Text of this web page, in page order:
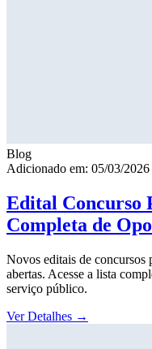
Blog
Adicionado em: 05/03/2026
Edital Concurso
Completa de
Novos editais de
abertas. Acesse a lista
serviço público.
Ver Detalhes →